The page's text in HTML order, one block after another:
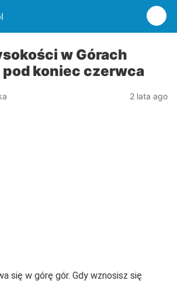
w Górach
koniec czerwca
2 lata ago
się w górę gór. Gdy wznosisz się